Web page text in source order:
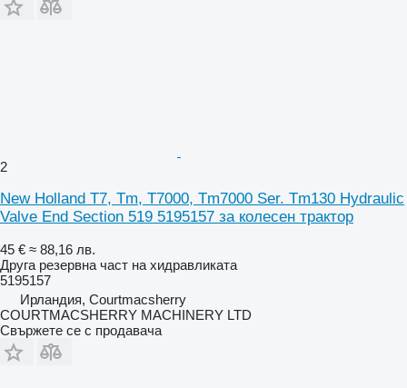
2
New Holland T7, Tm, T7000, Tm7000 Ser. Tm130 Hydraulic
Valve End Section 519 5195157 за колесен трактор
45 € ≈ 88,16 лв.
Друга резервна част на хидравликата
5195157
Ирландия, Courtmacsherry
COURTMACSHERRY MACHINERY LTD
Свържете се с продавача